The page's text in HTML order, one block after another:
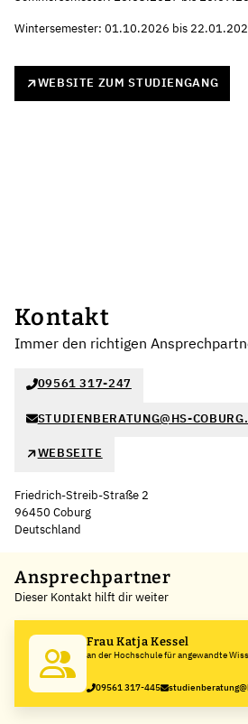
Wintersemester: 01.10.2026 bis
WEBSITE ZUM STUDIENGANG
Kontakt
Immer den richtigen
09561 317-247
STUDIENBERATUNG@HS-
WEBSEITE
Friedrich-Streib-Straße 2
96450 Coburg
Deutschland
+
−
Ansprechpartner
Dieser Kontakt hilft dir weiter
Frau Katja Kessel
an der Hochschule für angewandte
09561 317-445